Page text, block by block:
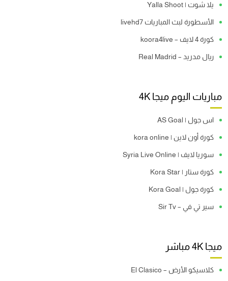
يلا شوت | Yalla Shoot
الأسطورة لبث المباريات livehd7
كورة 4 لايف – koora4live
ريال مدريد – Real Madrid
مباريات اليوم ميجا 4K
اس جول | AS Goal
كورة أون لاين | kora online
سوريا لايف | Syria Live Online
كورة ستار | Kora Star
كورة جول | Kora Goal
سير تي في – Sir Tv
ميجا 4K مباشر
كلاسيكو الأرض – El Clasico